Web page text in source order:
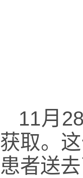
11月
获取。
患者送